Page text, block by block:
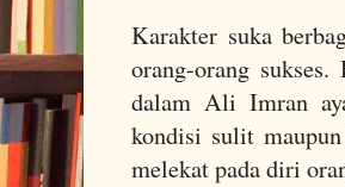
Karakter suka
orang-orang
dalam Ali Imran
kondisi sulit
melekat pada diri